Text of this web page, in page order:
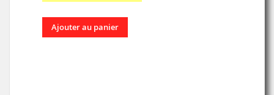
Ajouter au panier